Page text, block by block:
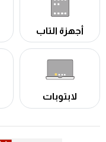
أجهزة التاب
لابتوبات